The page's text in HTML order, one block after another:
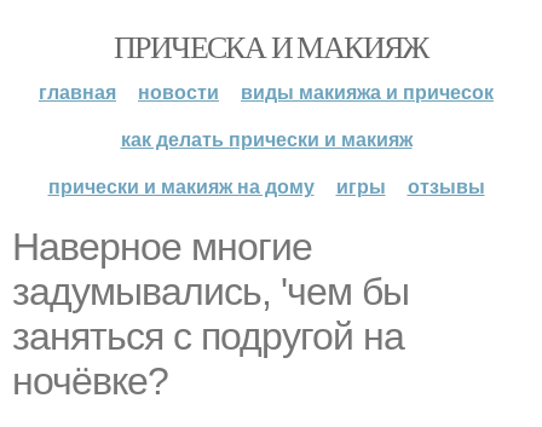
ПРИЧЕСКА И МАКИЯЖ
главная новости
виды макияжа и причесок
как делать прически и макияж
прически и макияж на дому
игры отзывы
Наверное многие
задумывались, 'чем бы
заняться с подругой на
ночёвке?